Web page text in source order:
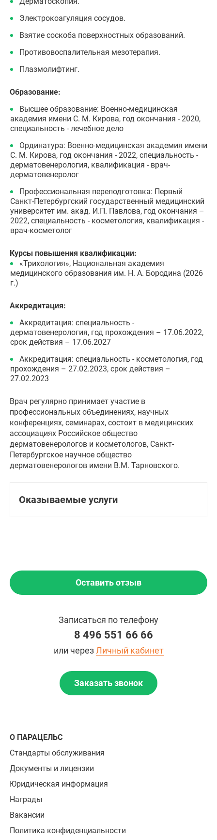
Электрокоагуляция сосудов.
Взятие соскоба поверхностных образований.
Противовоспалительная мезотерапия.
Плазмолифтинг.
Образование:
Высшее образование: Военно-медицинская
академия имени С. М. Кирова, год окончания - 2020,
специальность - лечебное дело
Ординатура: Военно-медицинская академия имени
С. М. Кирова, год окончания - 2022, специальность -
дерматовенерология, квалификация - врач-
дерматовенеролог
Профессиональная переподготовка: Первый
Санкт-Петербургский государственный медицинский
университет им. акад. И.П. Павлова, год окончания –
2022, специальность - косметология, квалификация -
врач-косметолог
Курсы повышения квалификации:
«Трихология», Национальная академия
медицинского образования им. Н. А. Бородина (2026
г.)
Аккредитация:
Аккредитация: специальность -
дерматовенерология, год прохождения – 17.06.2022,
срок действия – 17.06.2027
Аккредитация: специальность - косметология, год
прохождения – 27.02.2023, срок действия –
27.02.2023
Врач регулярно принимает участие в
профессиональных объединениях, научных
конференциях, семинарах, состоит в медицинских
ассоциациях Российское общество
дерматовенерологов и косметологов, Санкт-
Петербургское научное общество
дерматовенерологов имени В.М. Тарновского.
Оказываемые услуги
Оставить отзыв
Записаться по телефону
8 496 551 66 66
или черезЛичный кабинет
Заказать звонок
О ПАРАЦЕЛЬС
Стандарты обслуживания
Документы и лицензии
Юридическая информация
Награды
Вакансии
Политика конфиденциальности